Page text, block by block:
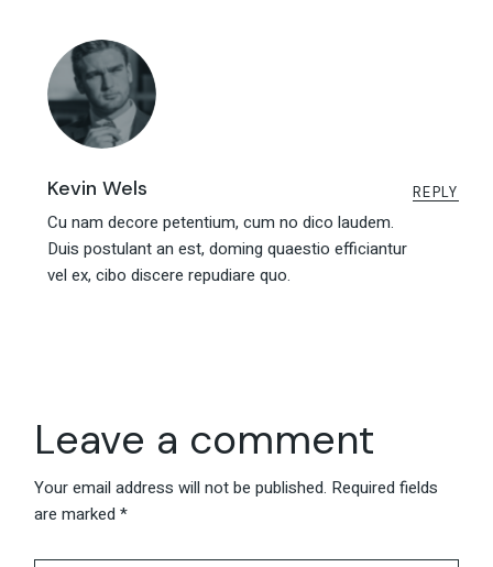
Kevin Wels
Cu nam decore petentium, cum no dico laudem.
Duis postulant an est, doming quaestio efficiantur
vel ex, cibo discere repudiare quo.
REPLY
Leave a comment
Your email address will not be published. Required fields
are marked*